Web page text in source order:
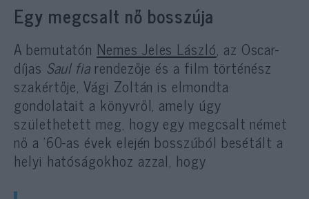
Egy megcsalt nő bosszúja
A bemutatón Nemes Jeles László, az Oscar-
díjas Saul fia rendezője és a film történész
szakértője, Vági Zoltán is elmondta
gondolatait a könyvről, amely úgy
születhetett meg, hogy egy megcsalt német
nő a ’60-as évek elején bosszúból besétált a
helyi hatóságokhoz azzal, hogy